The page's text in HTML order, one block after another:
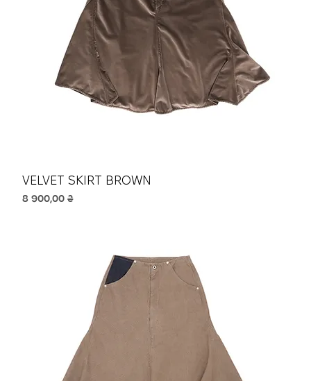
VELVET SKIRT BROWN
Ціна
8 900,00 ₴